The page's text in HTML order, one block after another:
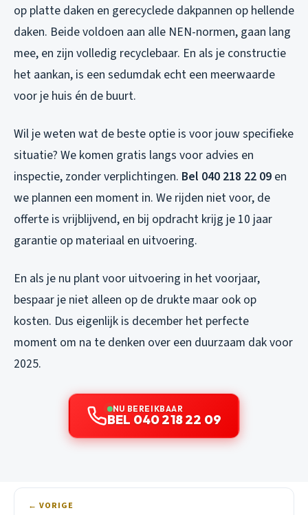
op platte daken en gerecyclede dakpannen op hellende
daken. Beide voldoen aan alle NEN-normen, gaan lang
mee, en zijn volledig recyclebaar. En als je constructie
het aankan, is een sedumdak echt een meerwaarde
voor je huis én de buurt.
Wil je weten wat de beste optie is voor jouw specifieke
situatie? We komen gratis langs voor advies en
inspectie, zonder verplichtingen. Bel 040 218 22 09 en
we plannen een moment in. We rijden niet voor, de
offerte is vrijblijvend, en bij opdracht krijg je 10 jaar
garantie op materiaal en uitvoering.
En als je nu plant voor uitvoering in het voorjaar,
bespaar je niet alleen op de drukte maar ook op
kosten. Dus eigenlijk is december het perfecte
moment om na te denken over een duurzaam dak voor
2025.
NU BEREIKBAAR
BEL 040 218 22 09
← VORIGE